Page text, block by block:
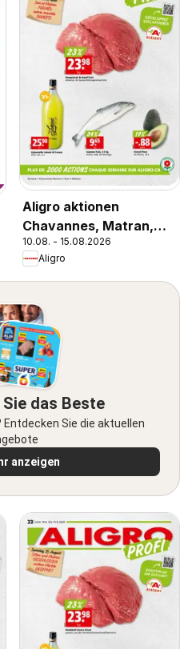
Aligro aktionen
Chavannes, Matran,
Genève, Sion
10.08. - 15.08.2026
Aligro
das Beste
Sie die aktuellen
anzeigen